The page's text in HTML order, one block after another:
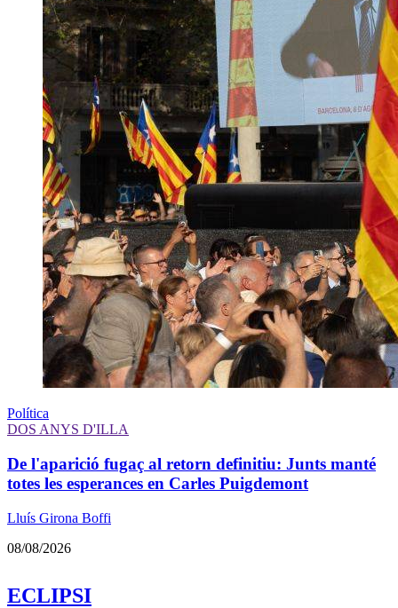
Política
DOS ANYS D'ILLA
De l'aparició fugaç al retorn definitiu: Junts manté
totes les esperances en Carles Puigdemont
Lluís Girona Boffi
08/08/2026
ECLIPSI